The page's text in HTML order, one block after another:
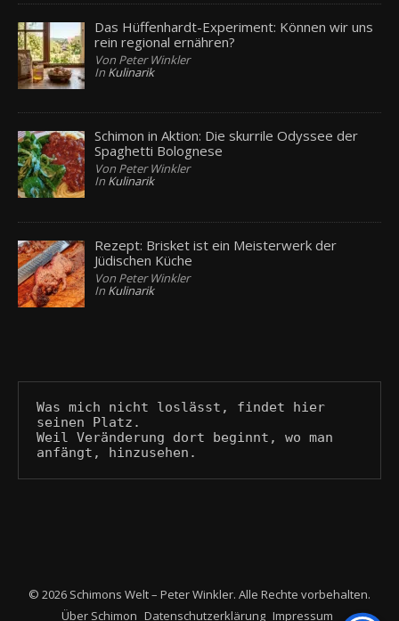
Das Hüffenhardt-Experiment: Können wir uns
rein regional ernähren?
Von Peter Winkler
In Kulinarik
Schimon in Aktion: Die skurrile Odyssee der
Spaghetti Bolognese
Von Peter Winkler
In Kulinarik
Rezept: Brisket ist ein Meisterwerk der
Jüdischen Küche
Von Peter Winkler
In Kulinarik
Was mich nicht loslässt, findet hier
seinen Platz.
Weil Veränderung dort beginnt, wo man
anfängt, hinzusehen.
© 2026 Schimons Welt – Peter Winkler. Alle Rechte vorbehalten.
Über Schimon Datenschutzerklärung Impressum